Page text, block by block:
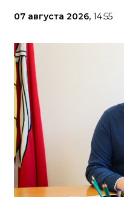
07 августа 2026, 14:55